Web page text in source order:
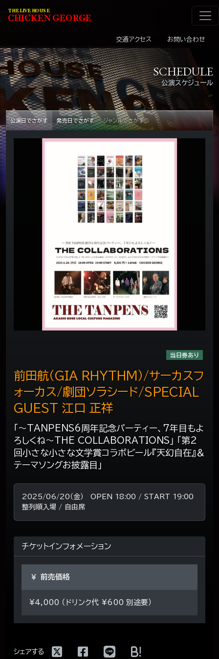
メインナビゲーショ
THE LIVE HOUSE
CHICKENGEORGE
交通アクセス お問い合わせ
公演スケジュール
SCHEDULE
公演日でさがす 発売日でさがす ジャンルでさがす
当日券あり
「～TANPENS6周年記念パーティー、7年目もよ
ろしくね～THE COLLABORATIONS」 「第2
回小さな小さな文学賞コラボビール『天幻自在』＆
テーマソングお披露目」
前田航（GIA RHYTHM）/サーカスフ
ォーカス/劇団ソラシード/SPECIAL
GUEST 江口 正祥
2025/06/20（金） OPEN 18:00 / START 19:00
整列順入場 / 自由席
チケットインフォメーション
前売価格
¥4,000 （ドリンク代 ¥600 別途要）
シェアする !